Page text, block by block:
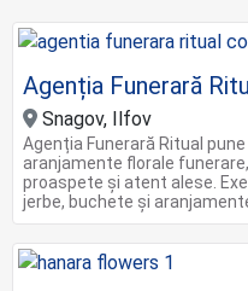
Agenția Funerară
Snagov, Ilfov
Agenția Funerară Ritual
aranjamente florale
proaspete și atent alese.
jerbe, buchete și